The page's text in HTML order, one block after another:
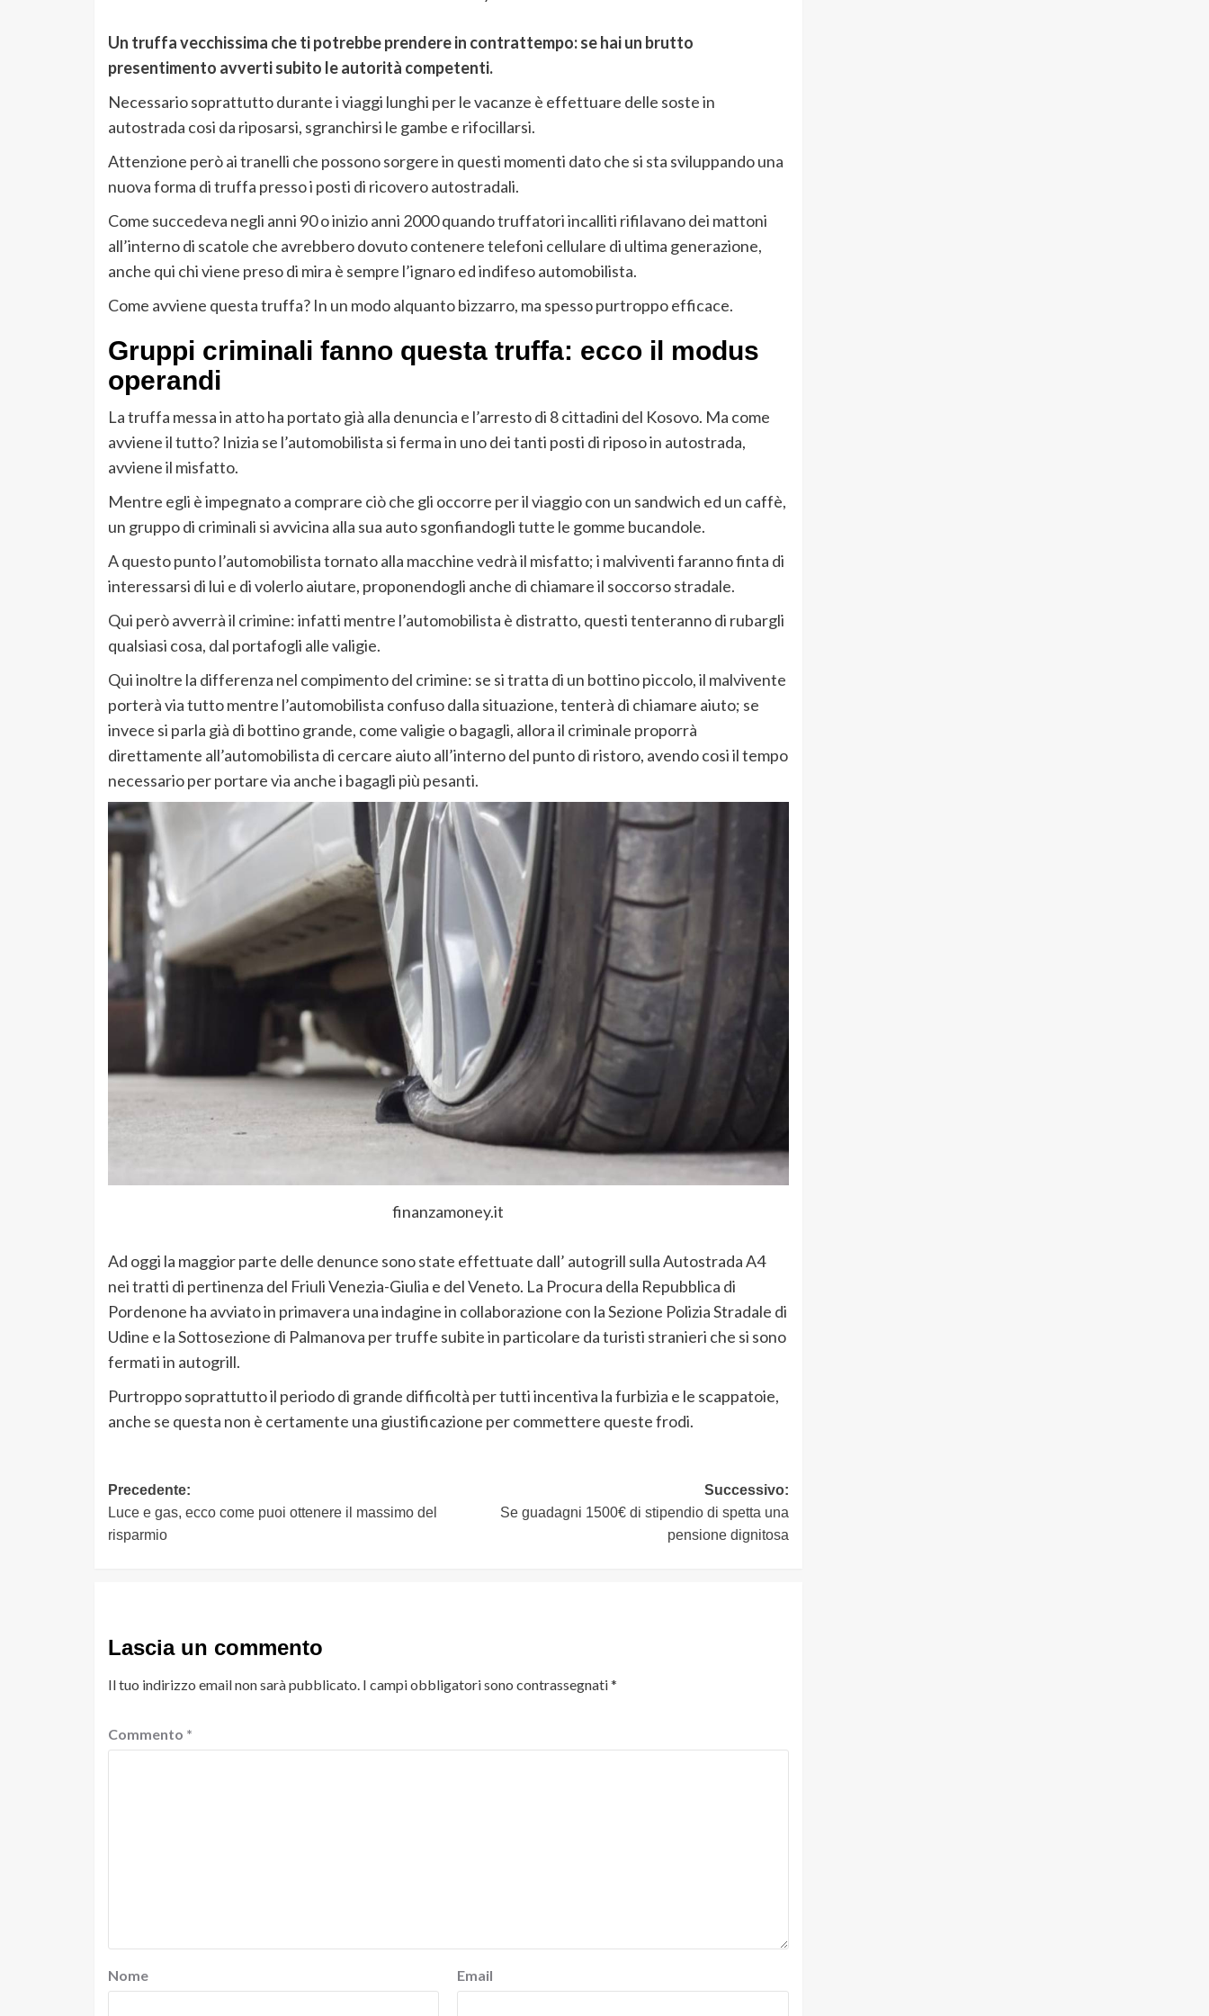
Un truffa vecchissima che ti potrebbe prendere in contrattempo: se hai un brutto
presentimento avverti subito le autorità competenti.
Necessario soprattutto durante i viaggi lunghi per le vacanze è effettuare delle soste in
autostrada cosi da riposarsi, sgranchirsi le gambe e rifocillarsi.
Attenzione però ai tranelli che possono sorgere in questi momenti dato che si sta sviluppando una
nuova forma di truffa presso i posti di ricovero autostradali.
Come succedeva negli anni 90 o inizio anni 2000 quando truffatori incalliti rifilavano dei mattoni
all’interno di scatole che avrebbero dovuto contenere telefoni cellulare di ultima generazione,
anche qui chi viene preso di mira è sempre l’ignaro ed indifeso automobilista.
Come avviene questa truffa? In un modo alquanto bizzarro, ma spesso purtroppo efficace.
Gruppi criminali fanno questa truffa: ecco il modus
operandi
La truffa messa in atto ha portato già alla denuncia e l’arresto di 8 cittadini del Kosovo. Ma come
avviene il tutto? Inizia se l’automobilista si ferma in uno dei tanti posti di riposo in autostrada,
avviene il misfatto.
Mentre egli è impegnato a comprare ciò che gli occorre per il viaggio con un sandwich ed un caffè,
un gruppo di criminali si avvicina alla sua auto sgonfiandogli tutte le gomme bucandole.
A questo punto l’automobilista tornato alla macchine vedrà il misfatto; i malviventi faranno finta di
interessarsi di lui e di volerlo aiutare, proponendogli anche di chiamare il soccorso stradale.
Qui però avverrà il crimine: infatti mentre l’automobilista è distratto, questi tenteranno di rubargli
qualsiasi cosa, dal portafogli alle valigie.
Qui inoltre la differenza nel compimento del crimine: se si tratta di un bottino piccolo, il malvivente
porterà via tutto mentre l’automobilista confuso dalla situazione, tenterà di chiamare aiuto; se
invece si parla già di bottino grande, come valigie o bagagli, allora il criminale proporrà
direttamente all’automobilista di cercare aiuto all’interno del punto di ristoro, avendo cosi il tempo
necessario per portare via anche i bagagli più pesanti.
finanzamoney.it
Ad oggi la maggior parte delle denunce sono state effettuate dall’ autogrill sulla Autostrada A4
nei tratti di pertinenza del Friuli Venezia-Giulia e del Veneto. La Procura della Repubblica di
Pordenone ha avviato in primavera una indagine in collaborazione con la Sezione Polizia Stradale di
Udine e la Sottosezione di Palmanova per truffe subite in particolare da turisti stranieri che si sono
fermati in autogrill.
Purtroppo soprattutto il periodo di grande difficoltà per tutti incentiva la furbizia e le scappatoie,
anche se questa non è certamente una giustificazione per commettere queste frodi.
Navigazione
articolo
Precedente:
Luce e gas, ecco come puoi ottenere il massimo del
risparmio
Successivo:
Se guadagni 1500€ di stipendio di spetta una
pensione dignitosa
Lascia un commento
Il tuo indirizzo email non sarà pubblicato. I campi obbligatori sono contrassegnati*
Commento *
Nome Email